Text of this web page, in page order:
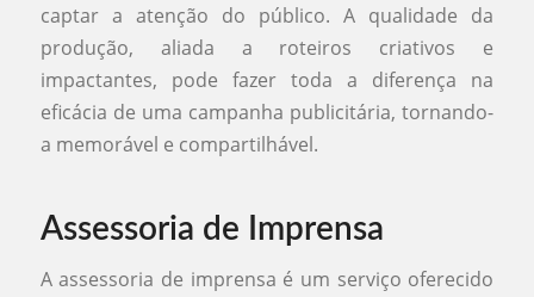
captar a atenção do público. A qualidade da
produção, aliada a roteiros criativos e
impactantes, pode fazer toda a diferença na
eficácia de uma campanha publicitária, tornando-
a memorável e compartilhável.
Assessoria de Imprensa
A assessoria de imprensa é um serviço oferecido